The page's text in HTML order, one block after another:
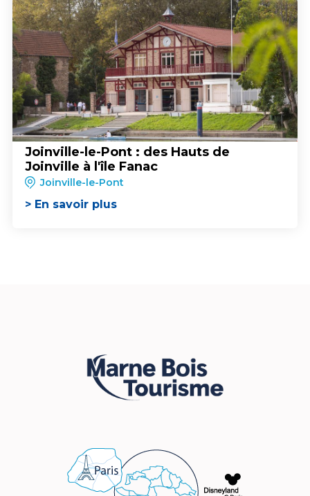
Joinville-le-Pont : des Hauts de
Joinville à l'île Fanac
Joinville-le-Pont
> En savoir plus